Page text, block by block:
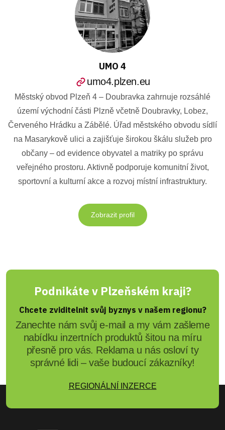
UMO 4
umo4.plzen.eu
Městský obvod Plzeň 4 – Doubravka zahrnuje rozsáhlé
území východní části Plzně včetně Doubravky, Lobez,
Červeného Hrádku a Zábělé. Úřad městského obvodu sídlí
na Masarykově ulici a zajišťuje širokou škálu služeb pro
občany – od evidence obyvatel a matriky po správu
veřejného prostoru. Aktivně podporuje komunitní život,
sportovní a kulturní akce a rozvoj místní infrastruktury.
Zobrazit profil
Podnikáte v Plzeňském kraji?
Chcete zviditelnit svůj byznys v našem regionu?
Zanechte nám svůj e-mail a my vám zašleme
nabídku inzertních produktů šitou na míru
přesně pro vás. Reklama u nás osloví ty
správné lidi – vaše budoucí zákazníky!
REGIONÁLNÍ INZERCE